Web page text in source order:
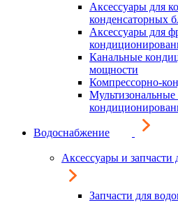
Аксессуары для
конденсаторных
Аксессуары для
Канальные
мощности
Компрессорно-
Водоснабжение
Аксессуары и запчасти
Запчасти для